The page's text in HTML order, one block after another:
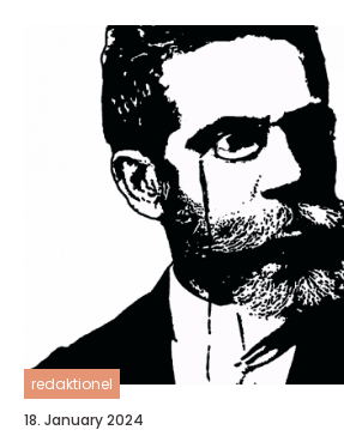
redaktionel
18. January 2024